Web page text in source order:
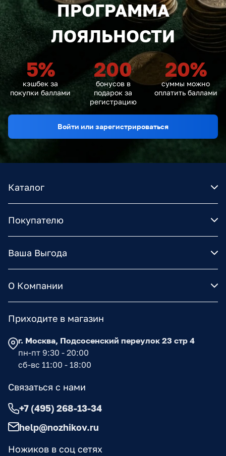
ПРОГРАММА
ЛОЯЛЬНОСТИ
5%
кэшбек за
покупки баллами
200
бонусов в
подарок за
регистрацию
20%
суммы можно
оплатить баллами
Войти или зарегистрироваться
Каталог
Покупателю
Ваша Выгода
О Компании
Ножиков в соц сетях
Приходите в магазин
г. Москва, Подсосенский переулок 23 стр 4
пн-пт 9:30 - 20:00
сб-вс 11:00 - 18:00
Связаться с нами
+7 (495) 268-13-34
help@nozhikov.ru